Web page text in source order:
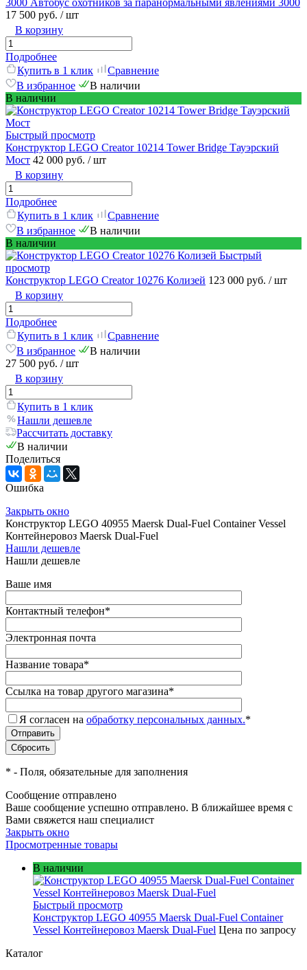
3000 Автобус охотников за паранормальными явлениями 3000
17 500 руб. / шт
В корзину
Подробнее
Купить в 1 клик
Сравнение
В избранное
В наличии
В наличии
Быстрый просмотр
Конструктор LEGO Creator 10214 Tower Bridge Тауэрский
Мост 42 000 руб. / шт
В корзину
Подробнее
Купить в 1 клик
Сравнение
В избранное
В наличии
В наличии
Быстрый
просмотр
Конструктор LEGO Creator 10276 Колизей 123 000 руб. / шт
В корзину
Подробнее
Купить в 1 клик
Сравнение
В избранное
В наличии
27 500 руб. / шт
В корзину
Купить в 1 клик
Нашли дешевле
Рассчитать доставку
В наличии
Поделиться
Ошибка
Закрыть окно
Конструктор LEGO 40955 Maersk Dual-Fuel Container Vessel
Контейнеровоз Maersk Dual-Fuel
Нашли дешевле
Нашли дешевле
Ваше имя
Контактный телефон*
Электронная почта
Название товара*
Ссылка на товар другого магазина*
Я согласен на обработку персональных данных.*
* - Поля, обязательные для заполнения
Сообщение отправлено
Ваше сообщение успешно отправлено. В ближайшее время с
Вами свяжется наш специалист
Закрыть окно
Просмотренные товары
В наличии
Быстрый просмотр
Конструктор LEGO 40955 Maersk Dual-Fuel Container
Vessel Контейнеровоз Maersk Dual-Fuel Цена по запросу
Каталог